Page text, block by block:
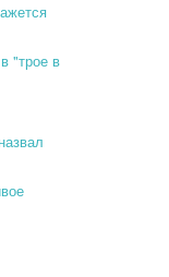
"трое в